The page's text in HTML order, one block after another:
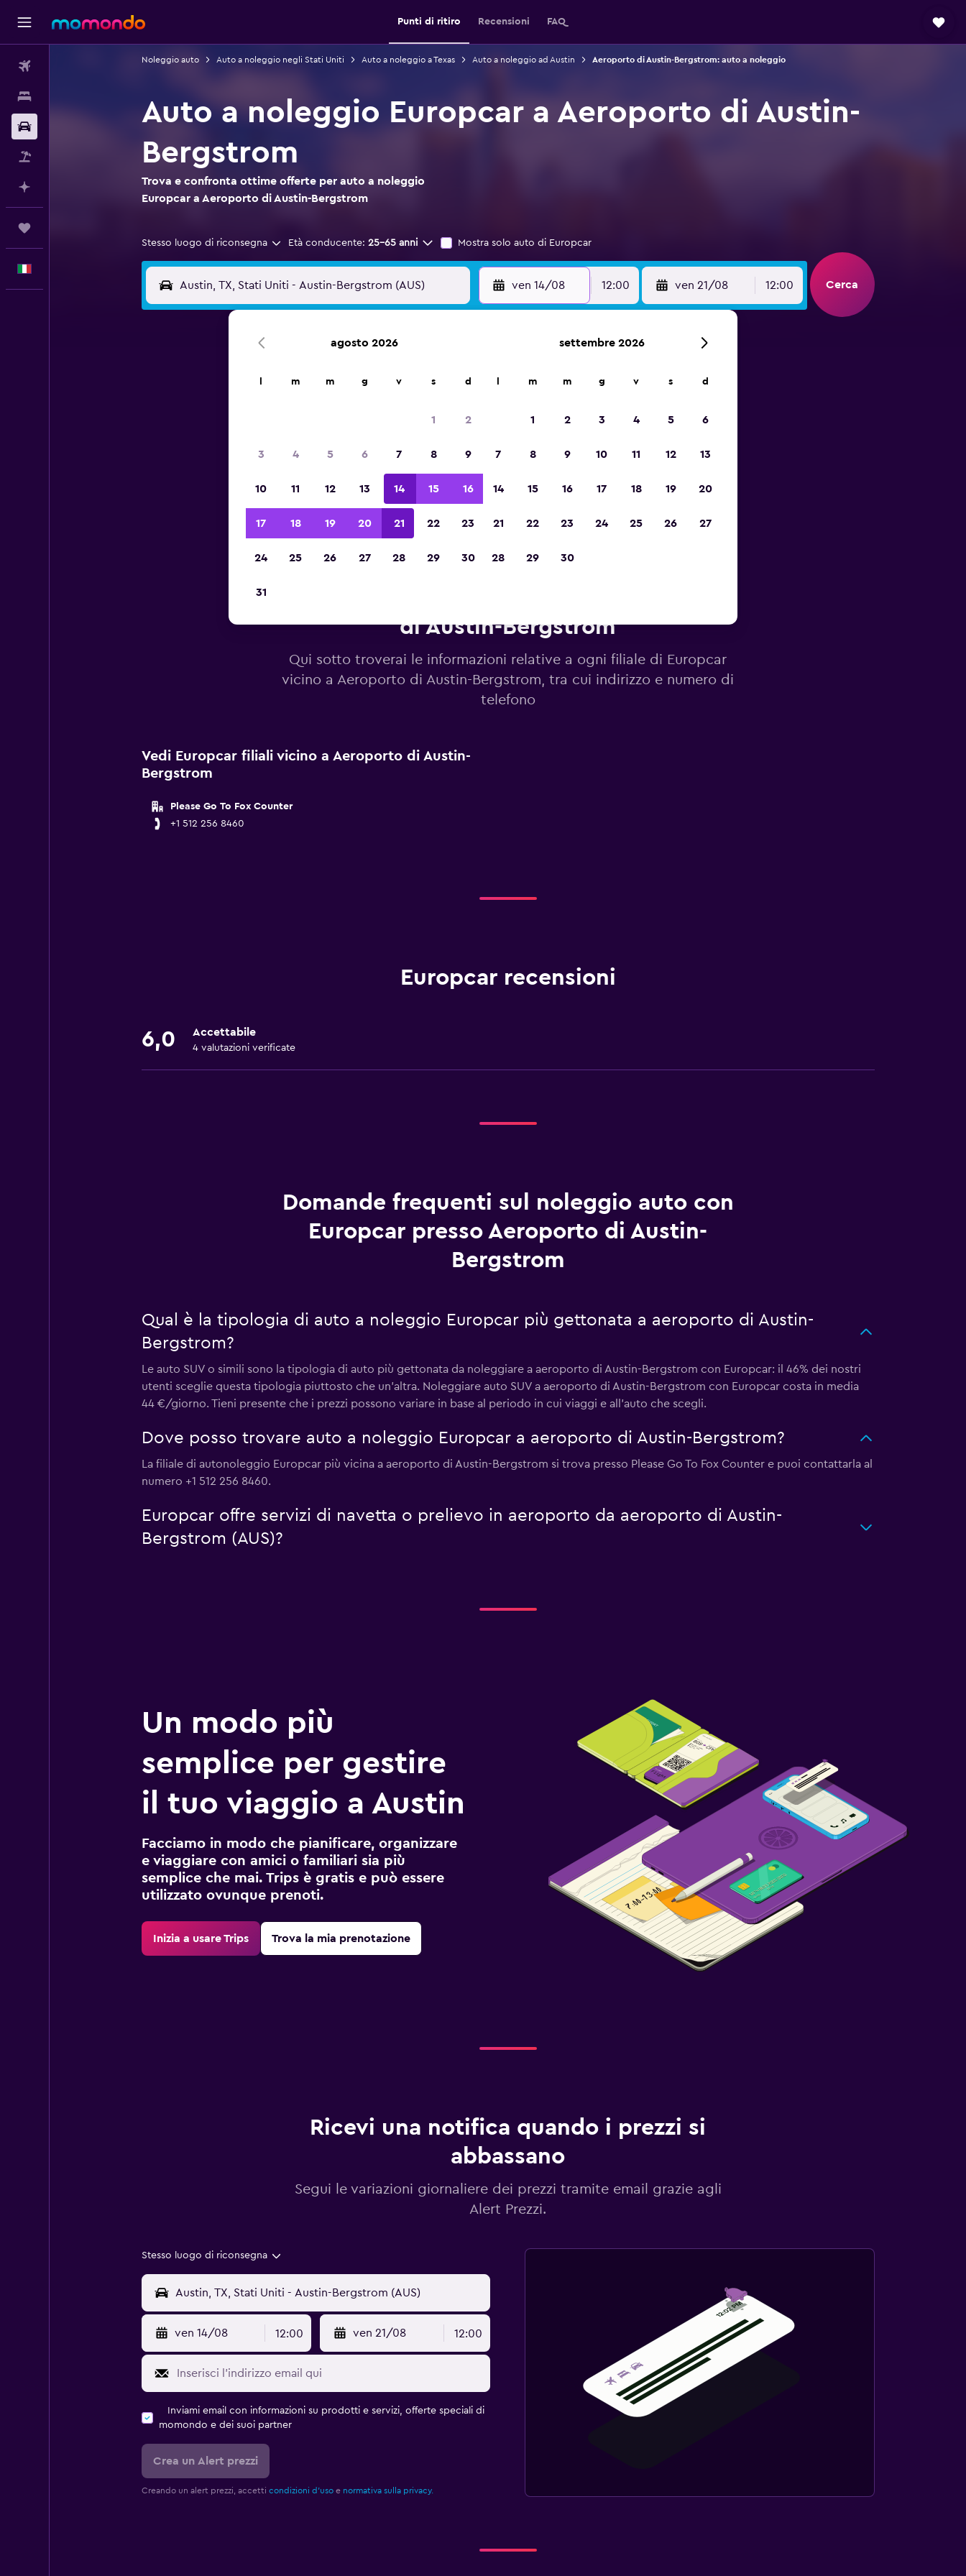
Punti di ritiro Recensioni FAQ
Noleggio auto Auto a noleggio negli Stati Uniti Auto a noleggio a Texas Auto a noleggio ad Austin Aeroporto di Austin-Bergstrom: auto a noleggio
Auto a noleggio Europcar a Aeroporto di Austin-
Bergstrom
Trova e confronta ottime offerte per auto a noleggio
Europcar a Aeroporto di Austin-Bergstrom
Stesso luogo di riconsegna Età conducente: 25-65 anni Mostra solo auto di Europcar
ven 14/08 12:00 ven 21/08 12:00 Cerca
d'Europa 2023
di Austin-Bergstrom
Qui sotto troverai le informazioni relative a ogni filiale di Europcar
vicino a Aeroporto di Austin-Bergstrom, tra cui indirizzo e numero di
telefono
Vedi Europcar filiali vicino a Aeroporto di Austin-
Bergstrom
Please Go To Fox Counter
+1 512 256 8460
Europcar recensioni
6,0 Accettabile
4 valutazioni verificate
Domande frequenti sul noleggio auto con
Europcar presso Aeroporto di Austin-
Bergstrom
Qual è la tipologia di auto a noleggio Europcar più gettonata a aeroporto di Austin-
Bergstrom?
Le auto SUV o simili sono la tipologia di auto più gettonata da noleggiare a aeroporto di Austin-Bergstrom con Europcar: il 46% dei nostri
utenti sceglie questa tipologia piuttosto che un'altra. Noleggiare auto SUV a aeroporto di Austin-Bergstrom con Europcar costa in media
44 €/giorno. Tieni presente che i prezzi possono variare in base al periodo in cui viaggi e all'auto che scegli.
Dove posso trovare auto a noleggio Europcar a aeroporto di Austin-Bergstrom?
La filiale di autonoleggio Europcar più vicina a aeroporto di Austin-Bergstrom si trova presso Please Go To Fox Counter e puoi contattarla al
numero +1 512 256 8460.
Europcar offre servizi di navetta o prelievo in aeroporto da aeroporto di Austin-
Bergstrom (AUS)?
Un modo più
semplice per gestire
il tuo viaggio a Austin
Facciamo in modo che pianificare, organizzare
e viaggiare con amici o familiari sia più
semplice che mai. Trips è gratis e può essere
utilizzato ovunque prenoti.
Inizia a usare Trips Trova la mia prenotazione
Ricevi una notifica quando i prezzi si
abbassano
Segui le variazioni giornaliere dei prezzi tramite email grazie agli
Alert Prezzi.
Stesso luogo di riconsegna
ven 14/08 12:00 ven 21/08 12:00
Inviami email con informazioni su prodotti e servizi, offerte speciali di
momondo e dei suoi partner
Crea un Alert prezzi
Creando un alert prezzi, accetti condizioni d'usoe normativa sulla privacy.
agosto 2026
m m g v s d
1 2
3 4 5 6 7 8 9
10 11 12 13 14 15 16
17 18 19 20 21 22 23
24 25 26 27 28 29 30
31
settembre 2026
m m g v s d
1 2 3 4 5 6
7 8 9 10 11 12 13
14 15 16 17 18 19 20
21 22 23 24 25 26 27
28 29 30